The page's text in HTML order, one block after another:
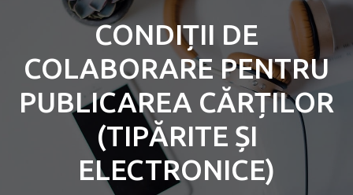
CONDIȚII DE
COLABORARE PENTRU
PUBLICAREA CĂRȚILOR
(TIPĂRITE ȘI
ELECTRONICE)